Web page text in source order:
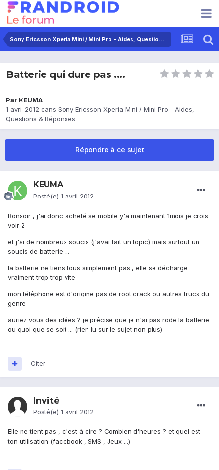
Sony Ericsson Xperia Mini / Mini Pro - Aides, Questions & Réponses
Batterie qui dure pas ....
Par KEUMA
1 avril 2012 dans Sony Ericsson Xperia Mini / Mini Pro - Aides,
Questions & Réponses
Répondre à ce sujet
KEUMA
Posté(e) 1 avril 2012
Bonsoir , j'ai donc acheté se mobile y'a maintenant 1mois je crois
voir 2
et j'ai de nombreux soucis (j'avai fait un topic) mais surtout un
soucis de batterie ...
la batterie ne tiens tous simplement pas , elle se décharge
vraiment trop trop vite
mon téléphone est d'origine pas de root crack ou autres trucs du
genre
auriez vous des idées ? je précise que je n'ai pas rodé la batterie
ou quoi que se soit ... (rien lu sur le sujet non plus)
Citer
Invité
Posté(e) 1 avril 2012
Elle ne tient pas , c'est à dire ? Combien d'heures ? et quel est
ton utilisation (facebook , SMS , Jeux ...)